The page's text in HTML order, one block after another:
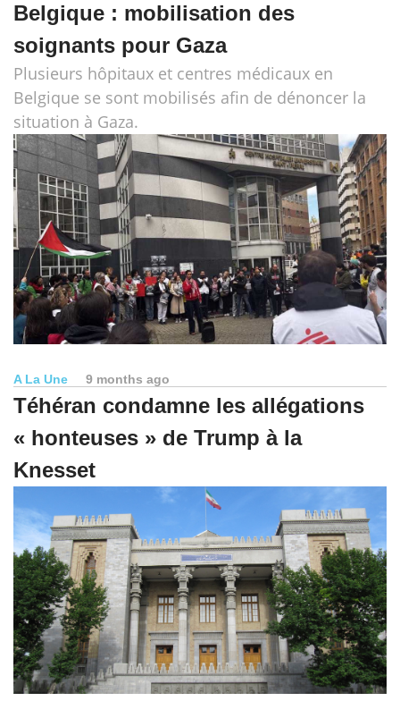
Belgique : mobilisation des
soignants pour Gaza
Plusieurs hôpitaux et centres médicaux en
Belgique se sont mobilisés afin de dénoncer la
situation à Gaza.
A La Une 9 months ago
Téhéran condamne les allégations
« honteuses » de Trump à la
Knesset